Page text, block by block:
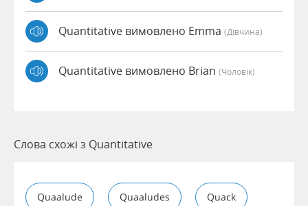
Quantitative вимовлено Emma (дівчина)
Quantitative вимовлено Brian (чоловік)
Слова схожі з Quantitative
Quaalude Quaaludes Quack